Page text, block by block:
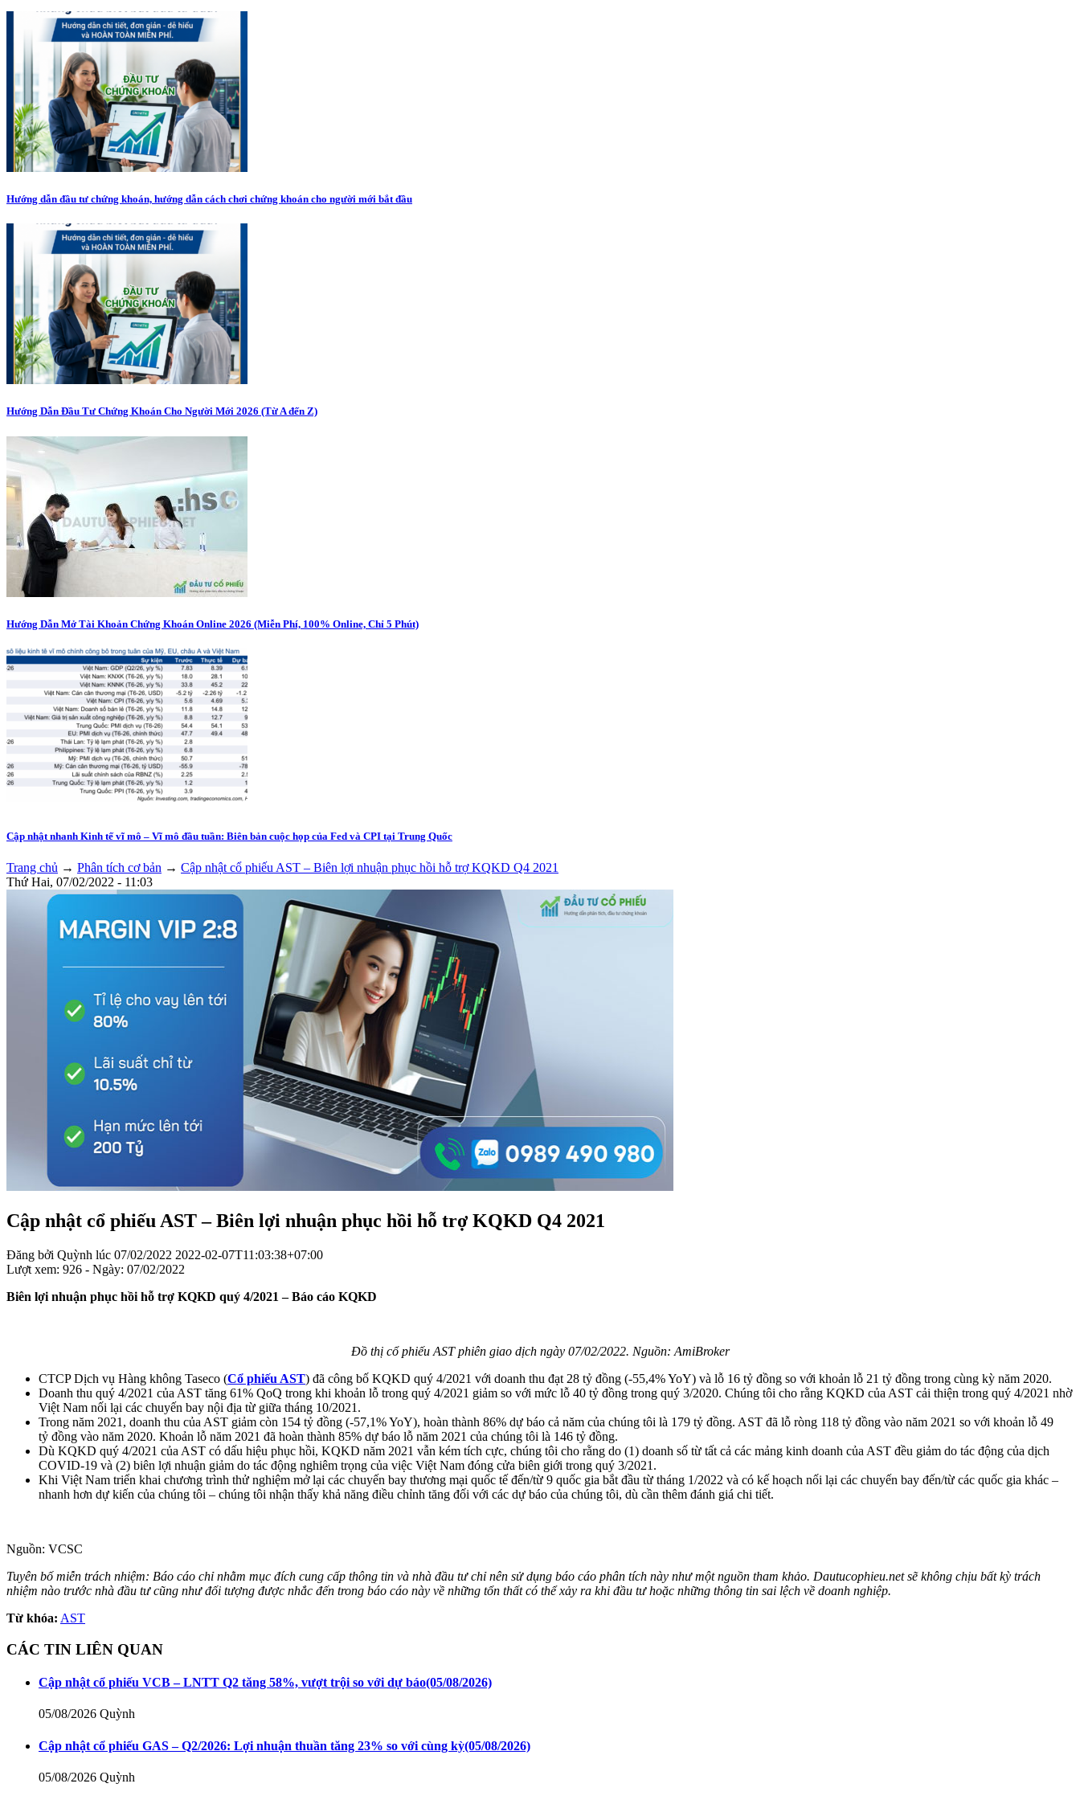
Hướng dẫn đầu tư chứng khoán, hướng dẫn cách chơi chứng khoán cho người mới bắt đầu
Hướng Dẫn Đầu Tư Chứng Khoán Cho Người Mới 2026 (Từ A đến Z)
Hướng Dẫn Mở Tài Khoản Chứng Khoán Online 2026 (Miễn Phí, 100% Online, Chỉ 5 Phút)
Cập nhật nhanh Kinh tế vĩ mô – Vĩ mô đầu tuần: Biên bản cuộc họp của Fed và CPI tại Trung Quốc
Trang chủ → Phân tích cơ bản → Cập nhật cổ phiếu AST – Biên lợi nhuận phục hồi hỗ trợ KQKD Q4 2021
Thứ Hai, 07/02/2022 - 11:03
Cập nhật cổ phiếu AST – Biên lợi nhuận phục hồi hỗ trợ KQKD Q4 2021
Đăng bởi Quỳnh lúc 07/02/2022 2022-02-07T11:03:38+07:00
Lượt xem: 926 - Ngày: 07/02/2022
Biên lợi nhuận phục hồi hỗ trợ KQKD quý 4/2021 – Báo cáo KQKD
Đồ thị cổ phiếu AST phiên giao dịch ngày 07/02/2022. Nguồn: AmiBroker
CTCP Dịch vụ Hàng không Taseco (Cổ phiếu AST) đã công bố KQKD quý 4/2021 với doanh thu đạt 28 tỷ đồng (-55,4% YoY) và lỗ 16 tỷ đồng so với khoản lỗ 21 tỷ đồng trong cùng kỳ năm 2020.
Doanh thu quý 4/2021 của AST tăng 61% QoQ trong khi khoản lỗ trong quý 4/2021 giảm so với mức lỗ 40 tỷ đồng trong quý 3/2020. Chúng tôi cho rằng KQKD của AST cải thiện trong quý 4/2021 nhờ
Việt Nam nối lại các chuyến bay nội địa từ giữa tháng 10/2021.
Trong năm 2021, doanh thu của AST giảm còn 154 tỷ đồng (-57,1% YoY), hoàn thành 86% dự báo cả năm của chúng tôi là 179 tỷ đồng. AST đã lỗ ròng 118 tỷ đồng vào năm 2021 so với khoản lỗ 49
tỷ đồng vào năm 2020. Khoản lỗ năm 2021 đã hoàn thành 85% dự báo lỗ năm 2021 của chúng tôi là 146 tỷ đồng.
Dù KQKD quý 4/2021 của AST có dấu hiệu phục hồi, KQKD năm 2021 vẫn kém tích cực, chúng tôi cho rằng do (1) doanh số từ tất cả các mảng kinh doanh của AST đều giảm do tác động của dịch
COVID-19 và (2) biên lợi nhuận giảm do tác động nghiêm trọng của việc Việt Nam đóng cửa biên giới trong quý 3/2021.
Khi Việt Nam triển khai chương trình thử nghiệm mở lại các chuyến bay thương mại quốc tế đến/từ 9 quốc gia bắt đầu từ tháng 1/2022 và có kế hoạch nối lại các chuyến bay đến/từ các quốc gia khác –
nhanh hơn dự kiến của chúng tôi – chúng tôi nhận thấy khả năng điều chỉnh tăng đối với các dự báo của chúng tôi, dù cần thêm đánh giá chi tiết.
Nguồn: VCSC
Tuyên bố miễn trách nhiệm: Báo cáo chỉ nhằm mục đích cung cấp thông tin và nhà đầu tư chỉ nên sử dụng báo cáo phân tích này như một nguồn tham khảo. Dautucophieu.net sẽ không chịu bất kỳ trách
nhiệm nào trước nhà đầu tư cũng như đối tượng được nhắc đến trong báo cáo này về những tổn thất có thể xảy ra khi đầu tư hoặc những thông tin sai lệch về doanh nghiệp.
Từ khóa: AST
CÁC TIN LIÊN QUAN
Cập nhật cổ phiếu VCB – LNTT Q2 tăng 58%, vượt trội so với dự báo(05/08/2026)
05/08/2026 Quỳnh
Cập nhật cổ phiếu GAS – Q2/2026: Lợi nhuận thuần tăng 23% so với cùng kỳ(05/08/2026)
05/08/2026 Quỳnh